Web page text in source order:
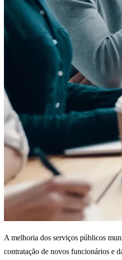
A melhoria dos serviços públicos
contratação de novos funcionários e